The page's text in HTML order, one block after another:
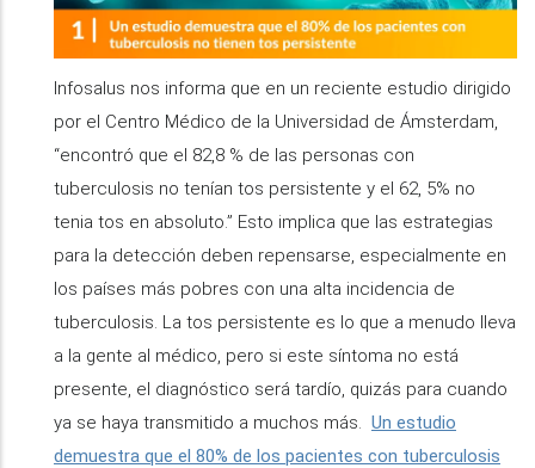
Infosalus nos informa que en un reciente estudio dirigido
por el Centro Médico de la Universidad de Ámsterdam,
“encontró que el 82,8 % de las personas con
tuberculosis no tenían tos persistente y el 62, 5% no
tenia tos en absoluto.” Esto implica que las estrategias
para la detección deben repensarse, especialmente en
los países más pobres con una alta incidencia de
tuberculosis. La tos persistente es lo que a menudo lleva
a la gente al médico, pero si este síntoma no está
presente, el diagnóstico será tardío, quizás para cuando
ya se haya transmitido a muchos más. Un estudio
demuestra que el 80% de los pacientes con tuberculosis